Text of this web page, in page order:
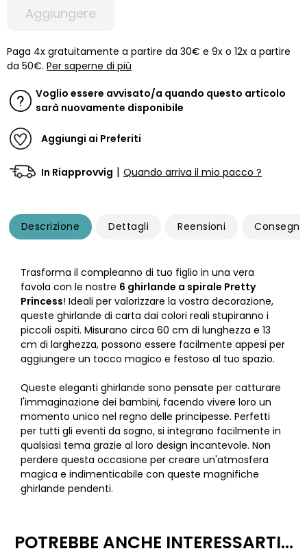
Aggiungere
Paga 4x gratuitamente a partire da 30€ e 9x o 12x a partire
da 50€. Per saperne di più
Voglio essere avvisato/a quando questo articolo
sarà nuovamente disponibile
Aggiungi ai Preferiti
In Riapprovvig | Quando arriva il mio pacco ?
Descrizione Dettagli Reensioni Consegna
Trasforma il compleanno di tuo figlio in una vera
favola con le nostre 6 ghirlande a spirale Pretty
Princess! Ideali per valorizzare la vostra decorazione,
queste ghirlande di carta dai colori reali stupiranno i
piccoli ospiti. Misurano circa 60 cm di lunghezza e 13
cm di larghezza, possono essere facilmente appesi per
aggiungere un tocco magico e festoso al tuo spazio.
Queste eleganti ghirlande sono pensate per catturare
l'immaginazione dei bambini, facendo vivere loro un
momento unico nel regno delle principesse. Perfetti
per tutti gli eventi da sogno, si integrano facilmente in
qualsiasi tema grazie al loro design incantevole. Non
perdere questa occasione per creare un'atmosfera
magica e indimenticabile con queste magnifiche
ghirlande pendenti.
POTREBBE ANCHE INTERESSARTI...